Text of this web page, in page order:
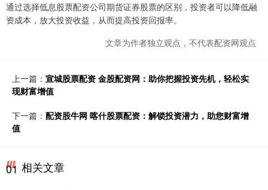
通过选择低息股票配资公司期货证券股票的区别，投资者可以降低融
资成本，放大投资收益，从而提高投资回报率。
文章为作者独立观点，不代表配资网观点
上一篇： 宣城股票配资 金股配资网：助你把握投资先机，轻松实
现财富增值
下一篇： 配资股牛网 喀什股票配资：解锁投资潜力，助您财富增
值
01 相关文章